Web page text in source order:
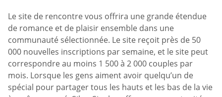
Le site de rencontre vous offrira une grande étendue
de romance et de plaisir ensemble dans une
communauté sélectionnée. Le site reçoit près de 50
000 nouvelles inscriptions par semaine, et le site peut
correspondre au moins 1 500 à 2 000 couples par
mois. Lorsque les gens aiment avoir quelqu’un de
spécial pour partager tous les hauts et les bas de la vie